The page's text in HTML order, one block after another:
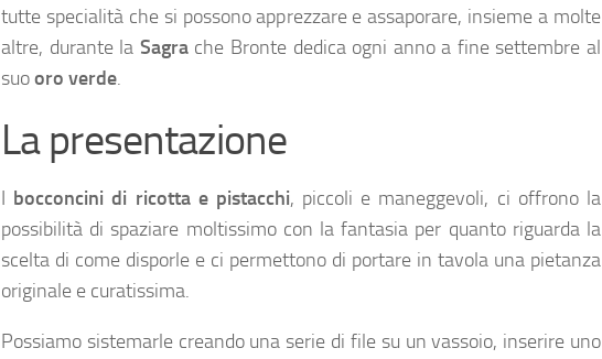
tutte specialità che si possono apprezzare e assaporare, insieme a molte
altre, durante la Sagrache Bronte dedica ogni anno a fine settembre al
suooro verde.
La presentazione
I bocconcini di ricotta e pistacchi, piccoli e maneggevoli, ci offrono la
possibilità di spaziare moltissimo con la fantasia per quanto riguarda la
scelta di come disporle e ci permettono di portare in tavola una pietanza
originale e curatissima.
Possiamo sistemarle creando una serie di file su un vassoio, inserire uno